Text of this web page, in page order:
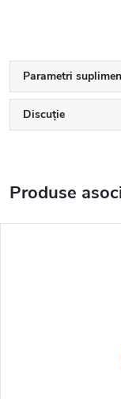
Parametri
Discuţie
Produse